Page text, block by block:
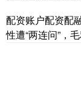
配资账户配资配
性遭“两连问”，